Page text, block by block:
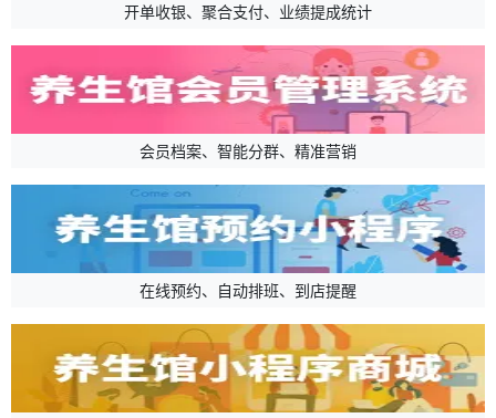
开单收银、聚合支付、业绩提成统计
会员档案、智能分群、精准营销
在线预约、自动排班、到店提醒